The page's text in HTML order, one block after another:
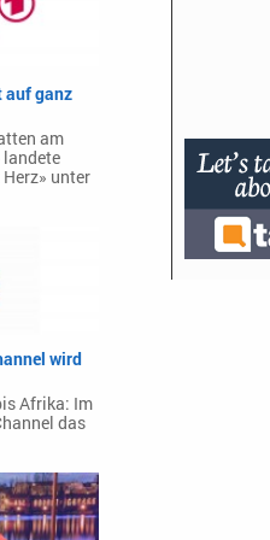
auf ganz
am
landete
unter
wird
Afrika: Im
das